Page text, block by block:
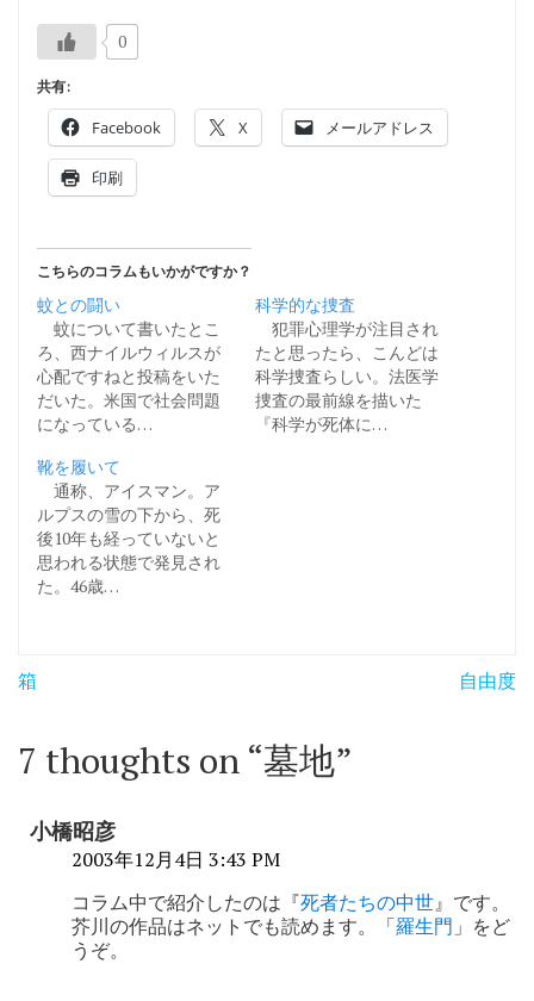
0
共有:
Facebook X メールアドレス
印刷
こちらのコラムもいかがですか？
蚊との闘い
蚊について書いたとこ
ろ、西ナイルウィルスが
心配ですねと投稿をいた
だいた。米国で社会問題
になっている…
科学的な捜査
犯罪心理学が注目され
たと思ったら、こんどは
科学捜査らしい。法医学
捜査の最前線を描いた
『科学が死体に…
靴を履いて
通称、アイスマン。ア
ルプスの雪の下から、死
後10年も経っていないと
思われる状態で発見され
た。46歳…
投
ナ
ゲ
箱 自由度
7 thoughts on “墓地”
小橋昭彦
2003年12月4日 3:43 PM
コラム中で紹介したのは『死者たちの中世』です。
芥川の作品はネットでも読めます。「羅生門 」をど
うぞ。